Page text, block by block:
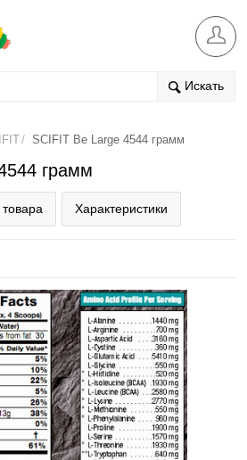
Искать
/ SCIFIT Be Large 4544 грамм
грамм
Характеристики